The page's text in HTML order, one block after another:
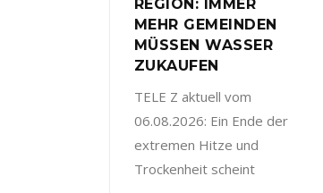
REGION: IMMER
MEHR GEMEINDEN
MÜSSEN WASSER
ZUKAUFEN
TELE Z aktuell vom
06.08.2026: Ein Ende der
extremen Hitze und
Trockenheit scheint